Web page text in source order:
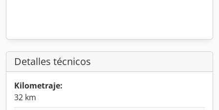
Detalles técnicos
Kilometraje:
32 km